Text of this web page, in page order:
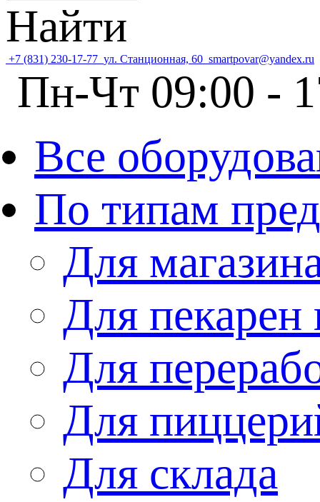
Найти
+7 (831) 230-17-77 ул. Станционная, 60 smartpovar@yandex.ru
Пн-Чт 09:00 -
Все
По типам
Для
Для пекарен
Для
Для
Для склада